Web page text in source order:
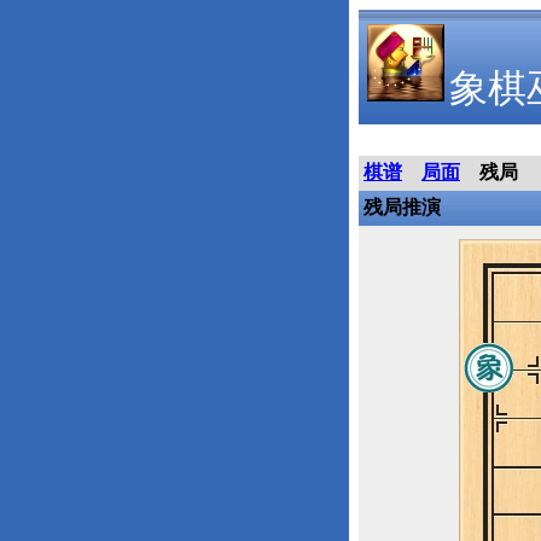
象棋
棋谱 局面
残局
残局推演